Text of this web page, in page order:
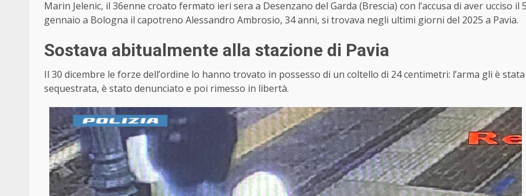
Marin Jelenic, il 36enne croato fermato ieri sera a Desenzano del Garda (Brescia) con l’accusa di aver ucciso il
gennaio a Bologna il capotreno Alessandro Ambrosio, 34 anni, si trovava negli ultimi giorni del 2025 a Pavia.
Sostava abitualmente alla stazione di Pavia
Il 30 dicembre le forze dell’ordine lo hanno trovato in possesso di un coltello di 24 centimetri: l’arma gli è stata
sequestrata, è stato denunciato e poi rimesso in libertà.